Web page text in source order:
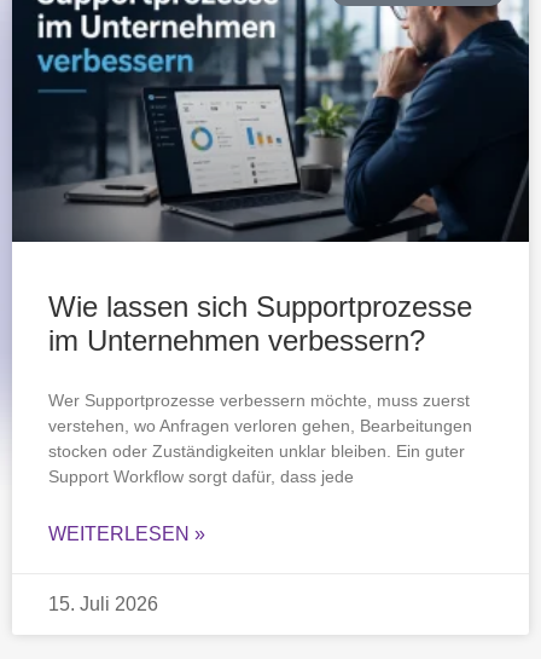
Wie lassen sich Supportprozesse
im Unternehmen verbessern?
Wer Supportprozesse verbessern möchte, muss zuerst
verstehen, wo Anfragen verloren gehen, Bearbeitungen
stocken oder Zuständigkeiten unklar bleiben. Ein guter
Support Workflow sorgt dafür, dass jede
WEITERLESEN »
15. Juli 2026